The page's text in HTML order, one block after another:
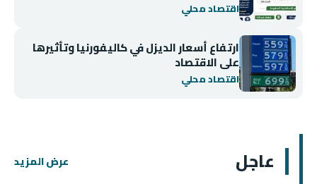
اقتصاد محلي
ارتفاع أسعار الديزل في كاليفورنيا وتأثيرها
على الاقتصاد
اقتصاد محلي
عاجل عرض المزيد